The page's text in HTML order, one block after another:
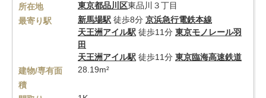
所在地
東京都品川区東品川３丁目
最寄り駅
新馬場駅 徒歩8分 京浜急行電鉄本線
天王洲アイル駅 徒歩11分 東京モノレール羽
田
天王洲アイル駅 徒歩11分 東京臨海高速鉄道
建物/専有面
積
28.19m²